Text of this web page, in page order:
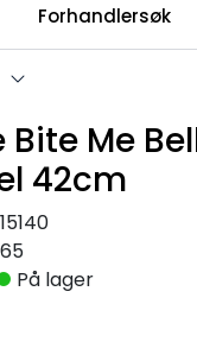
Forhandlersøk
Bite Me
42cm
På lager